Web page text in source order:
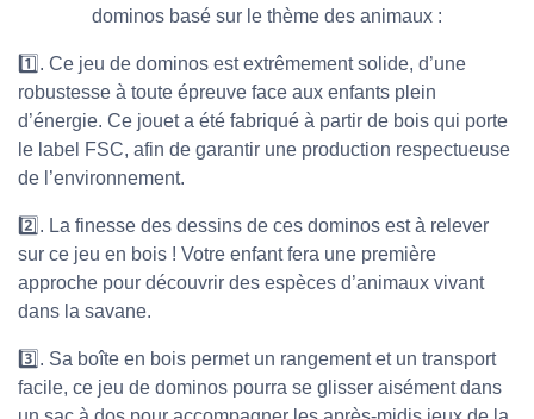
dominos basé sur le thème des animaux :
1️⃣. Ce jeu de dominos est extrêmement solide, d’une
robustesse à toute épreuve face aux enfants plein
d’énergie. Ce jouet a été fabriqué à partir de bois qui porte
le label FSC, afin de garantir une production respectueuse
de l’environnement.
2️⃣. La finesse des dessins de ces dominos est à relever
sur ce jeu en bois ! Votre enfant fera une première
approche pour découvrir des espèces d’animaux vivant
dans la savane.
3️⃣. Sa boîte en bois permet un rangement et un transport
facile, ce jeu de dominos pourra se glisser aisément dans